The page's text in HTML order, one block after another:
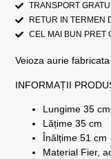
TRANSPORT
RETUR IN TERMEN
CEL MAI BUN PRET
Veioza aurie
INFORMAȚII
Lungime 35 cm
Lățime 35 cm
Înălțime 51 cm
Material Fier,